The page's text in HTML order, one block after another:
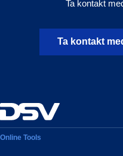
Ta kontakt
Ta kontakt
Online Tools